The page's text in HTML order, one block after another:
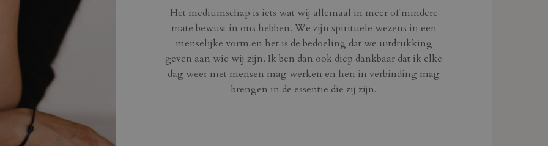
Het mediumschap is iets wat wij allemaal in meer of mindere
mate bewust in ons hebben. We zijn spirituele wezens in een
menselijke vorm en het is de bedoeling dat we uitdrukking
geven aan wie wij zijn. Ik ben dan ook diep dankbaar dat ik elke
dag weer met mensen mag werken en hen in verbinding mag
brengen in de essentie die zij zijn.